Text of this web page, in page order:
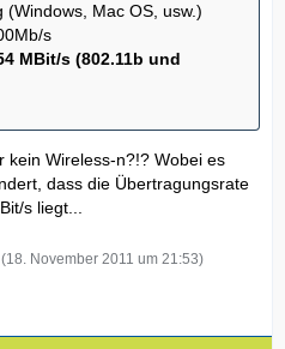
Mac OS, usw.)
s
MBit/s (802.11b und
kein Wireless-n?!? Wobei es
dass die Übertragungsrate
s liegt...
(18. November 2011 um 21:53)